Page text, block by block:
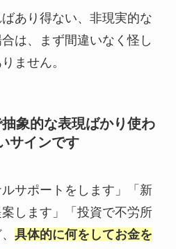
あり得ない、非現実的な
は、まず間違いなく怪し
ません。
象的な表現ばかり使わ
サインです
ルサポートをします」「新
します」「投資で不労所
具体的に何をしてお金を